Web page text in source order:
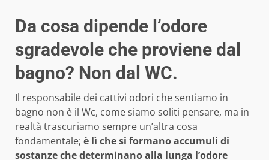
Da cosa dipende l’odore
sgradevole che proviene dal
bagno? Non dal WC.
Il responsabile dei cattivi odori che sentiamo in
bagno non è il Wc, come siamo soliti pensare, ma in
realtà trascuriamo sempre un’altra cosa
fondamentale; è lì che si formano accumuli di
sostanze che determinano alla lunga l’odore